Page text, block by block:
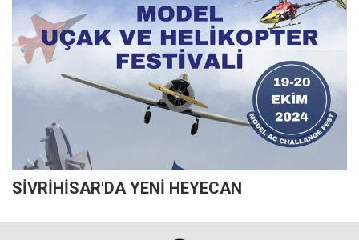
SİVRİHİSAR'DA YENİ HEYECAN